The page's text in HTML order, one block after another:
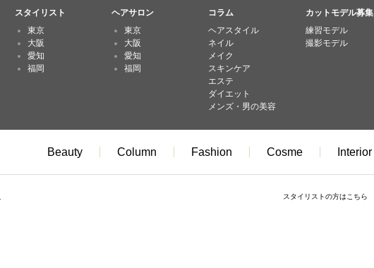
スタイリスト ヘアサロン コラム
カットモデル募集
東京
大阪
愛知
福岡
東京
大阪
愛知
福岡
ヘアスタイル
ネイル
メイク
スキンケア
エステ
ダイエット
メンズ・男の美容
練習モデル
撮影モデル
Beauty Column Fashion Cosme Interior
スタイリストの方はこちら